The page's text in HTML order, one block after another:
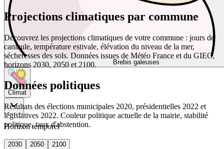
Brebis galeuses
Climat
Horizon temporel
2030 2050
2100
Projections climatiques par commune
Découvrez les projections climatiques de votre commune : jours de
canicule, température estivale, élévation du niveau de la mer,
sécheresses des sols. Données issues de Météo France et du GIEC,
horizons 2030, 2050 et 2100.
Données politiques
Résultats des élections municipales 2020, présidentielles 2022 et
législatives 2022. Couleur politique actuelle de la mairie, stabilité
politique, taux d'abstention.